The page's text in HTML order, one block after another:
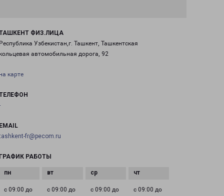
ФИЗ.ЛИЦА
Узбекистан,г. Ташкент, Ташкентская
автомобильная дорога, 92
карте
fr@pecom.ru
РАБОТЫ
с 09:00 до
с 09:00 до
с 09:00 до
с 09:00 до